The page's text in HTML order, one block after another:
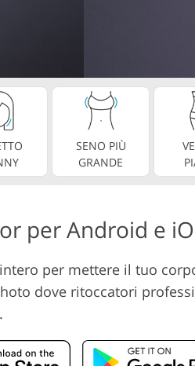
Servizi di
SENO PIÙ
GRANDE
per Android e
per mettere il tuo
dove ritoccatori